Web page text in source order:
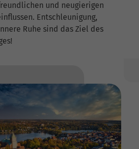
und neugierigen
Entschleunigung,
Ruhe sind das Ziel des